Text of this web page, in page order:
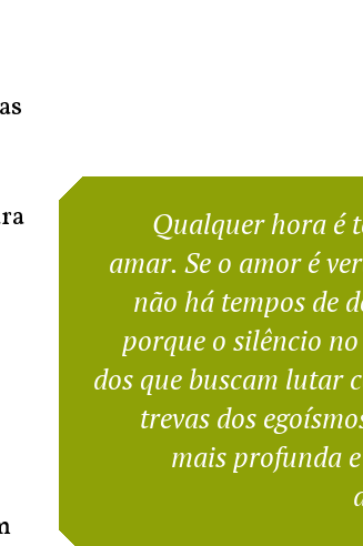
Qualquer hora é
amar. Se o amor é
não há tempos de
porque o silêncio
dos que buscam lutar
trevas dos
mais profunda